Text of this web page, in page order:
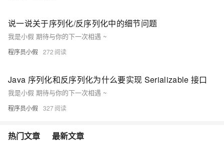
说一说关于序列化/反序列化中的细节问题
我是小假 期待与你的下一次相遇 ~
程序员小假 272
Java 序列化和反序列化为什么要实现 Serializable 接口
我是小假 期待与你的下一次相遇 ~
程序员小假 327
热门文章 最新文章